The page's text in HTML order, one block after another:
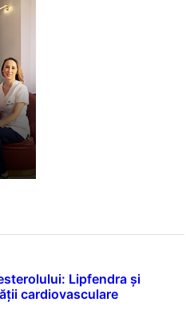
Lipfendra și
cardiovasculare